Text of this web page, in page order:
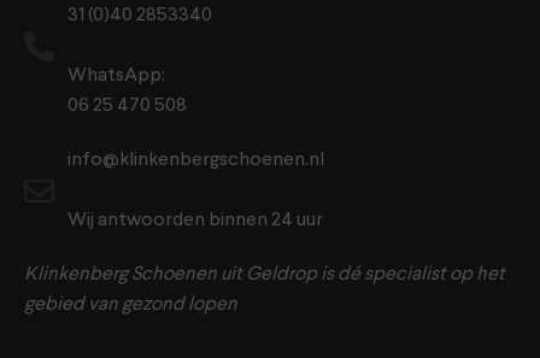
31 (0)40 2853340
WhatsApp:
06 25 470 508
info@klinkenbergschoenen.nl
Wij antwoorden binnen 24 uur
Klinkenberg Schoenen uit Geldrop is dé specialist op het
gebied van gezond lopen